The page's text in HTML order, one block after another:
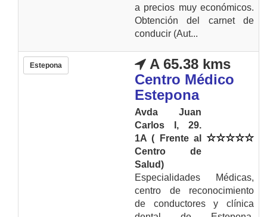
a precios muy económicos.
Obtención del carnet de
conducir (Aut...
Estepona
A 65.38 kms
Centro Médico
Estepona
Avda Juan
Carlos I, 29.
1A ( Frente al
Centro de
Salud)
Especialidades Médicas,
centro de reconocimiento
de conductores y clínica